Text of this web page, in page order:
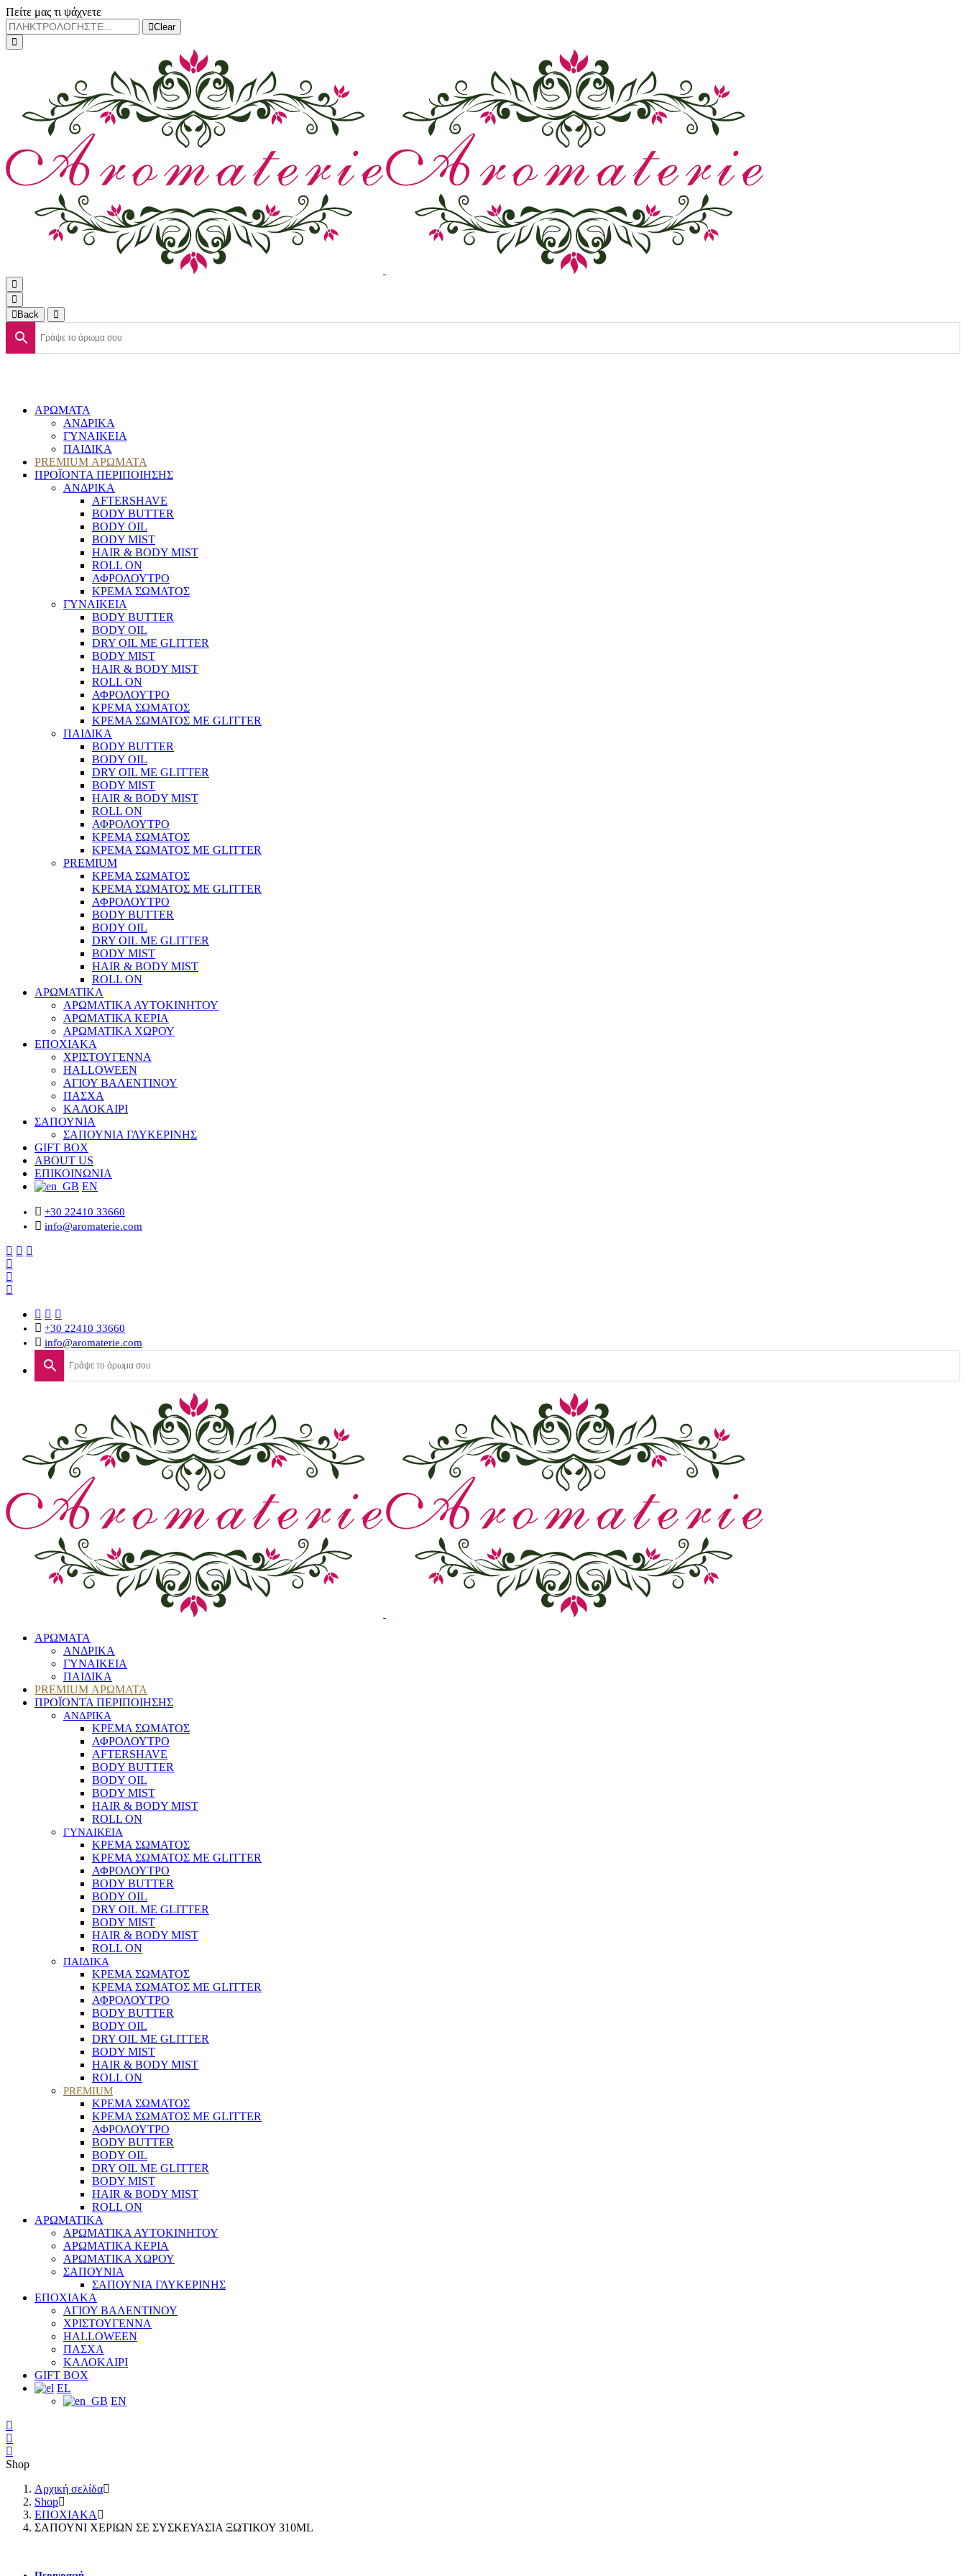
Πείτε μας τι ψάχνετε
Clear
Back
ΑΡΩΜΑΤΑ
ΑΝΔΡΙΚΑ
ΓΥΝΑΙΚΕΙΑ
ΠΑΙΔΙΚΑ
PREMIUM ΑΡΩΜΑΤΑ
ΠΡΟΪΟΝΤΑ ΠΕΡΙΠΟΙΗΣΗΣ
ΑΝΔΡΙΚΑ
AFTERSHAVE
BODY BUTTER
BODY OIL
BODY MIST
HAIR & BODY MIST
ROLL ON
ΑΦΡΟΛΟΥΤΡΟ
ΚΡΕΜΑ ΣΩΜΑΤΟΣ
ΓΥΝΑΙΚΕΙΑ
BODY BUTTER
BODY OIL
DRY OIL ΜΕ GLITTER
BODY MIST
HAIR & BODY MIST
ROLL ON
ΑΦΡΟΛΟΥΤΡΟ
ΚΡΕΜΑ ΣΩΜΑΤΟΣ
ΚΡΕΜΑ ΣΩΜΑΤΟΣ ΜΕ GLITTER
ΠΑΙΔΙΚΑ
BODY BUTTER
BODY OIL
DRY OIL ΜΕ GLITTER
BODY MIST
HAIR & BODY MIST
ROLL ON
ΑΦΡΟΛΟΥΤΡΟ
ΚΡΕΜΑ ΣΩΜΑΤΟΣ
ΚΡΕΜΑ ΣΩΜΑΤΟΣ ΜΕ GLITTER
PREMIUM
ΚΡΕΜΑ ΣΩΜΑΤΟΣ
ΚΡΕΜΑ ΣΩΜΑΤΟΣ ΜΕ GLITTER
ΑΦΡΟΛΟΥΤΡΟ
BODY BUTTER
BODY OIL
DRY OIL ΜΕ GLITTER
BODY MIST
HAIR & BODY MIST
ROLL ON
ΑΡΩΜΑΤΙΚΑ
ΑΡΩΜΑΤΙΚΑ ΑΥΤΟΚΙΝΗΤΟΥ
ΑΡΩΜΑΤΙΚΑ ΚΕΡΙΑ
ΑΡΩΜΑΤΙΚΑ ΧΩΡΟΥ
ΕΠΟΧΙΑΚΑ
ΧΡΙΣΤΟΥΓΕΝΝΑ
HALLOWEEN
ΑΓΙΟΥ ΒΑΛΕΝΤΙΝΟΥ
ΠΑΣΧΑ
ΚΑΛΟΚΑΙΡΙ
ΣΑΠΟΥΝΙΑ
ΣΑΠΟΥΝΙΑ ΓΛΥΚΕΡΙΝΗΣ
GIFT BOX
ABOUT US
ΕΠΙΚΟΙΝΩΝΙΑ
EN
+30 22410 33660
info@aromaterie.com
+30 22410 33660
info@aromaterie.com
ΑΡΩΜΑΤΑ
ΑΝΔΡΙΚΑ
ΓΥΝΑΙΚΕΙΑ
ΠΑΙΔΙΚΑ
PREMIUM ΑΡΩΜΑΤΑ
ΠΡΟΪΟΝΤΑ ΠΕΡΙΠΟΙΗΣΗΣ
ΑΝΔΡΙΚΑ
ΚΡΕΜΑ ΣΩΜΑΤΟΣ
ΑΦΡΟΛΟΥΤΡΟ
AFTERSHAVE
BODY BUTTER
BODY OIL
BODY MIST
HAIR & BODY MIST
ROLL ON
ΓΥΝΑΙΚΕΙΑ
ΚΡΕΜΑ ΣΩΜΑΤΟΣ
ΚΡΕΜΑ ΣΩΜΑΤΟΣ ΜΕ GLITTER
ΑΦΡΟΛΟΥΤΡΟ
BODY BUTTER
BODY OIL
DRY OIL ΜΕ GLITTER
BODY MIST
HAIR & BODY MIST
ROLL ON
ΠΑΙΔΙΚΑ
ΚΡΕΜΑ ΣΩΜΑΤΟΣ
ΚΡΕΜΑ ΣΩΜΑΤΟΣ ΜΕ GLITTER
ΑΦΡΟΛΟΥΤΡΟ
BODY BUTTER
BODY OIL
DRY OIL ΜΕ GLITTER
BODY MIST
HAIR & BODY MIST
ROLL ON
PREMIUM
ΚΡΕΜΑ ΣΩΜΑΤΟΣ
ΚΡΕΜΑ ΣΩΜΑΤΟΣ ΜΕ GLITTER
ΑΦΡΟΛΟΥΤΡΟ
BODY BUTTER
BODY OIL
DRY OIL ΜΕ GLITTER
BODY MIST
HAIR & BODY MIST
ROLL ON
ΑΡΩΜΑΤΙΚΑ
ΑΡΩΜΑΤΙΚΑ ΑΥΤΟΚΙΝΗΤΟΥ
ΑΡΩΜΑΤΙΚΑ ΚΕΡΙΑ
ΑΡΩΜΑΤΙΚΑ ΧΩΡΟΥ
ΣΑΠΟΥΝΙΑ
ΣΑΠΟΥΝΙΑ ΓΛΥΚΕΡΙΝΗΣ
ΕΠΟΧΙΑΚΑ
ΑΓΙΟΥ ΒΑΛΕΝΤΙΝΟΥ
ΧΡΙΣΤΟΥΓΕΝΝΑ
HALLOWEEN
ΠΑΣΧΑ
ΚΑΛΟΚΑΙΡΙ
GIFT BOX
EL
EN
Shop
Αρχική σελίδα
Shop
ΕΠΟΧΙΑΚΑ
ΣΑΠΟΥΝΙ ΧΕΡΙΩΝ ΣΕ ΣΥΣΚΕΥΑΣΙΑ ΞΩΤΙΚΟΥ 310ML